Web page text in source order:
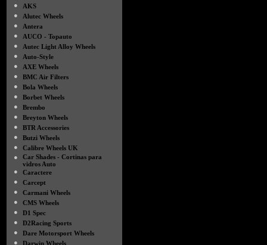
●
AKS
●
Alutec Wheels
●
Antera
●
AUCO - Topauto
●
Autec Light Alloy Wheels
●
Auto-Style
●
AXE Wheels
●
BMC Air Filters
●
Bola Wheels
●
Borbet Wheels
●
Brembo
●
Breyton Wheels
●
BTR Accessories
●
Butzi Wheels
●
Calibre Wheels UK
●
Car Shades - Cortinas para
vidros Auto
●
Caractere
●
Carcept
●
Carmani Wheels
●
CMS Wheels
●
D1 Spec
●
D2Racing Sports
●
Dare Motorsport Wheels
●
Darwin Wheels